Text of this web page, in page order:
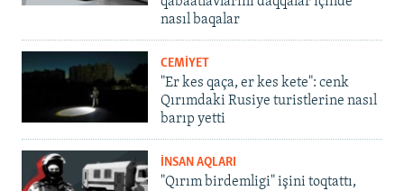
nasıl baqalar
CEMİYET
"Er kes qaça, er kes kete": cenk
Qırımdaki Rusiye turistlerine nasıl
barıp yetti
İNSAN AQLARI
"Qırım birdemligi" işini toqtattı,